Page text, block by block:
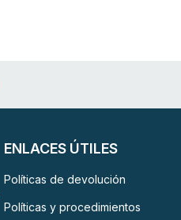
ENLACES ÚTILES
Políticas de devolución
Políticas y procedimientos